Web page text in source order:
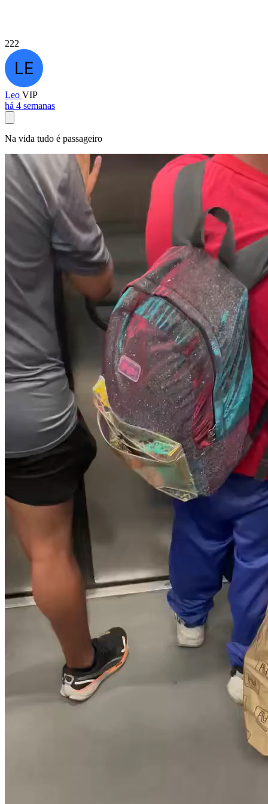
222
Leo VIP
há 4 semanas
Na vida tudo é passageiro